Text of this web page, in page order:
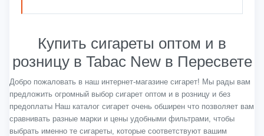
Купить сигареты оптом и в
розницу в Tabac New в Пересвете
Добро пожаловать в наш интернет-магазине сигарет! Мы рады вам
предложить огромный выбор сигарет оптом и в розницу и без
предоплаты Наш каталог сигарет очень обширен что позволяет вам
сравнивать разные марки и цены удобными фильтрами, чтобы
выбрать именно те сигареты, которые соответствуют вашим